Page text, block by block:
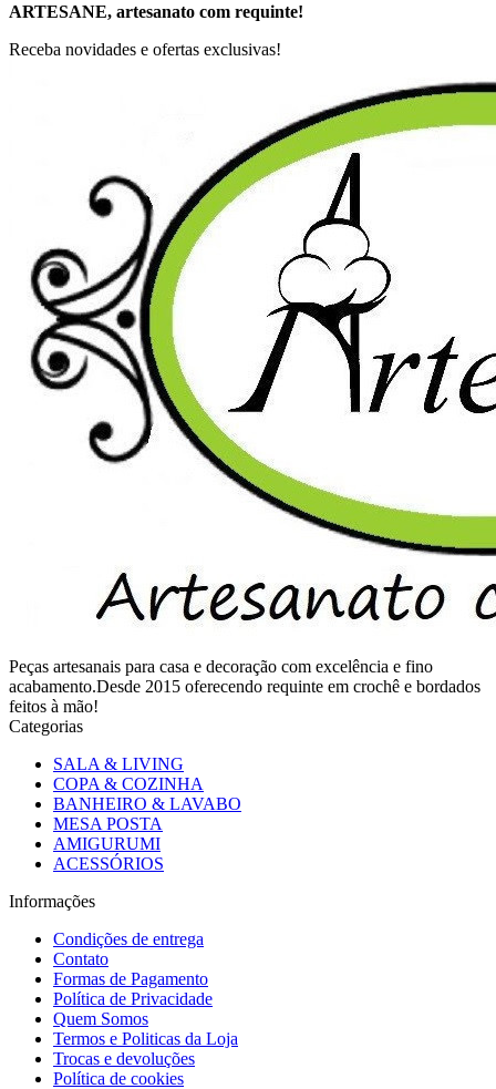
ARTESANE, artesanato com requinte!
Receba novidades e ofertas exclusivas!
Peças artesanais para casa e decoração com excelência e fino
acabamento.Desde 2015 oferecendo requinte em crochê e bordados
feitos à mão!
Categorias
SALA & LIVING
COPA & COZINHA
BANHEIRO & LAVABO
MESA POSTA
AMIGURUMI
ACESSÓRIOS
Informações
Condições de entrega
Contato
Formas de Pagamento
Política de Privacidade
Quem Somos
Termos e Politicas da Loja
Trocas e devoluções
Política de cookies